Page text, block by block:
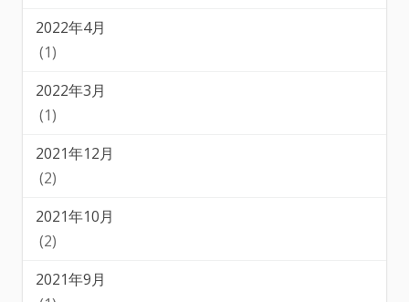
2022年4月
(1)
2022年3月
(1)
2021年12月
(2)
2021年10月
(2)
2021年9月